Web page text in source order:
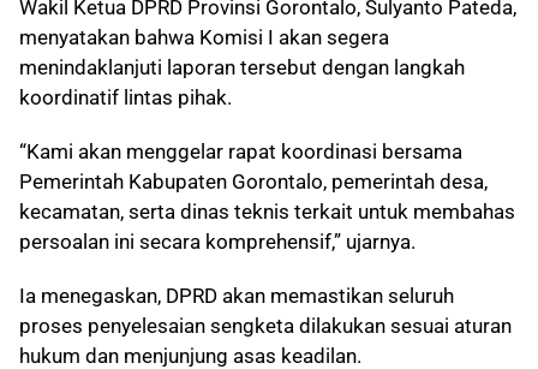
Wakil Ketua DPRD Provinsi Gorontalo, Sulyanto Pateda,
menyatakan bahwa Komisi I akan segera
menindaklanjuti laporan tersebut dengan langkah
koordinatif lintas pihak.
“Kami akan menggelar rapat koordinasi bersama
Pemerintah Kabupaten Gorontalo, pemerintah desa,
kecamatan, serta dinas teknis terkait untuk membahas
persoalan ini secara komprehensif,” ujarnya.
Ia menegaskan, DPRD akan memastikan seluruh
proses penyelesaian sengketa dilakukan sesuai aturan
hukum dan menjunjung asas keadilan.